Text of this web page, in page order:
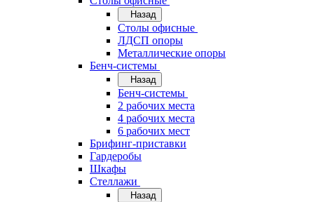
Назад
Cтолы офисные
ЛДСП опоры
Металлические опоры
Бенч-системы
Назад
Бенч-системы
2 рабочих места
4 рабочих места
6 рабочих мест
Брифинг-приставки
Гардеробы
Шкафы
Стеллажи
Назад